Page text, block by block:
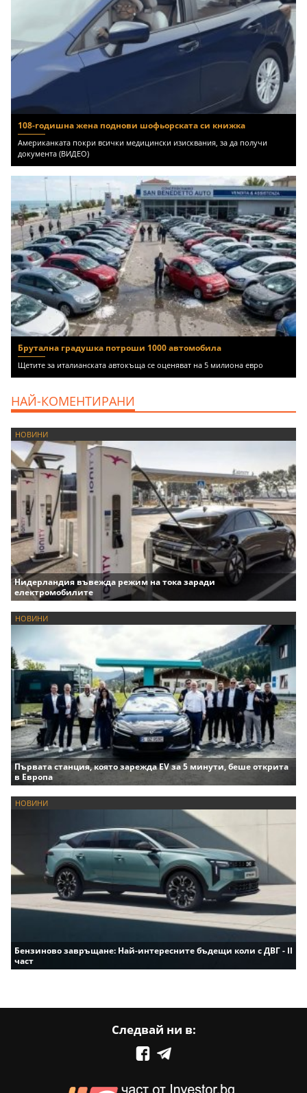
108-годишна жена поднови шофьорската си книжка
Американката покри всички медицински изисквания, за да получи
документа (ВИДЕО)
Брутална градушка потроши 1000 автомобила
Щетите за италианската автокъща се оценяват на 5 милиона евро
НАЙ-КОМЕНТИРАНИ
НОВИНИ
Нидерландия въвежда режим на тока заради
електромобилите
НОВИНИ
Първата станция, която зарежда EV за 5 минути, беше открита
в Европа
НОВИНИ
Бензиново завръщане: Най-интересните бъдещи коли с ДВГ - II
част
Следвай ни в: